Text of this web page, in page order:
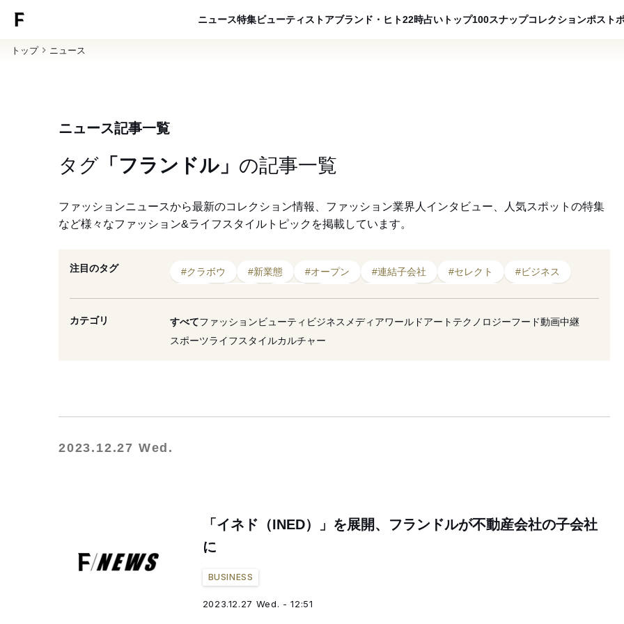
ニュース特集ビューティ ストアブランド・ヒト22時占い トップ100スナップコレクションポスト
トップ ニュース
ニュース記事一覧
タグ 「フランドル」 の記事一覧
ファッションニュースから最新のコレクション情報、ファッション業界人インタビュー、人気スポットの特集
など様々なファッション&ライフスタイルトピックを掲載しています。
注目のタグ #クラボウ #新業態 #オープン #連結子会社 #セレクト
#ビジネス
#子会社化
#帝人 #新宿 #セレクトショップ
#フランドル
#イッツインターナショナル
カテゴリ すべてファッションビューティ ビジネス メディアワールドアート テクノロジーフード動画中継
スポーツライフスタイルカルチャー
2023.12.27 Wed.
「イネド（INED）」を展開、フランドルが不動産会社の子会社
に
BUSINESS
2023.12.27 Wed. - 12:51